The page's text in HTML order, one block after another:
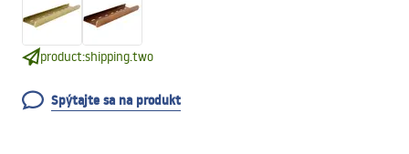
product:shipping.two
Spýtajte sa na produkt